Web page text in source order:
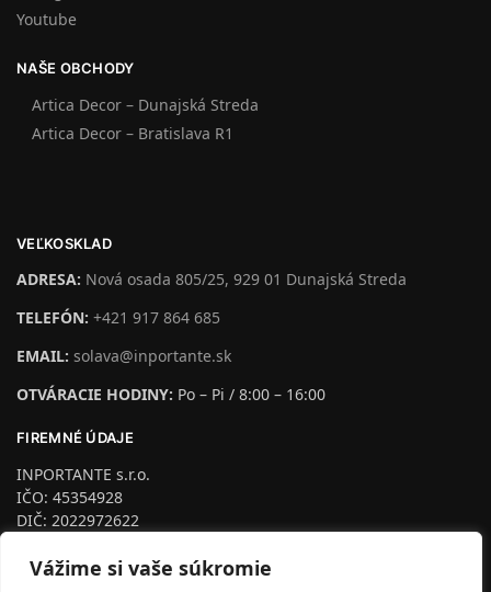
Vážime si vaše súkromie
Youtube
NAŠE OBCHODY
Artica Decor – Dunajská Streda
Artica Decor – Bratislava R1
VEĽKOSKLAD
ADRESA: Nová osada 805/25, 929 01 Dunajská Streda
TELEFÓN: +421 917 864 685
EMAIL: solava@inportante.sk
OTVÁRACIE HODINY: Po – Pi / 8:00 – 16:00
FIREMNÉ ÚDAJE
INPORTANTE s.r.o.
IČO: 45354928
DIČ: 2022972622
podľa §4 Zapísaná na Trnava, odd. Sro, vl.č.24953/T